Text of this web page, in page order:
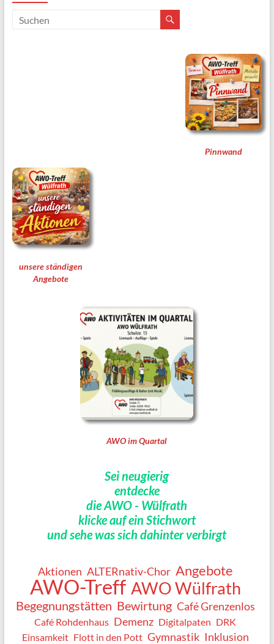
Pinnwand
unsere ständigen
Angebote
AWO im Quartal
Sei neugierig
entdecke
die AWO - Wülfrath
klicke auf ein Stichwort
und sehe was sich dahinter verbirgt
Aktionen ALTERnativ-Chor Angebote
AWO-Treff AWO Wülfrath
Begegnungstätten Bewirtung Café Grenzenlos
Café Rohdenhaus Demenz Digitalpaten DRK
Einsamkeit Flott in den Pott Gymnastik Inklusion